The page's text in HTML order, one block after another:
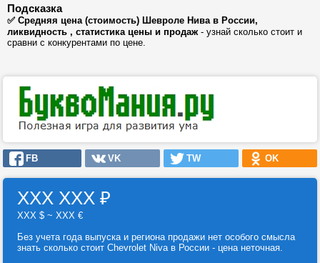
Подсказка
✅ Средняя цена (стоимость) Шевроле Нива в России,
ликвидность , статистика цены и продаж- узнай сколько стоит и
сравни с конкурентами по цене.
FB VK TW OK
ХХХ ХХХ ₽
ХХХ $ ~ ХХХ €
Без учета года выпуска и региона продажи нет особого смысла
знать сколько стоит Chevrolet Niva в России - цена неточная.